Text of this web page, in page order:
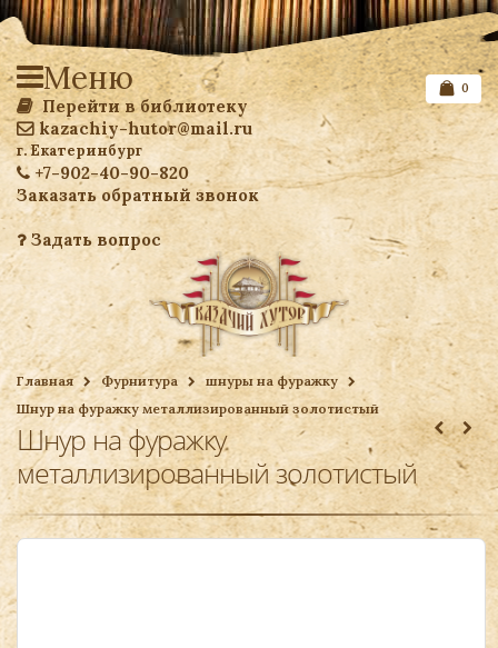
Перейти в библиотеку
kazachiy-hutor@mail.ru
г. Екатеринбург
+7-902-40-90-820
Заказать обратный звонок
Задать вопрос
Список желаемого
Ваша корзина
0
Меню
Главная Фурнитура
шнуры на фуражку
Шнур на фуражку металлизированный золотистый
Шнур на фуражку
металлизированный золотистый